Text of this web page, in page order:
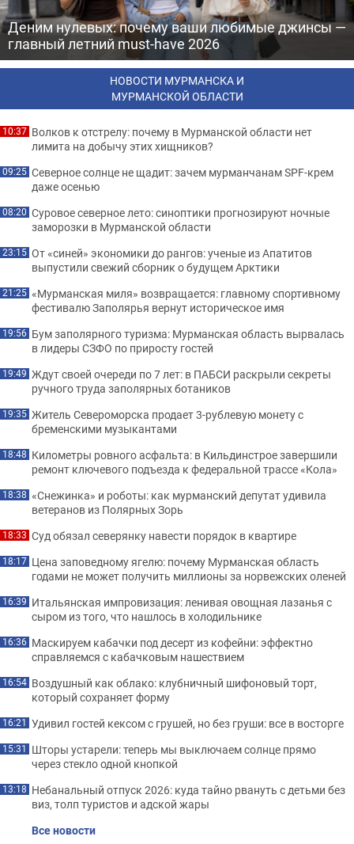
Деним нулевых: почему ваши любимые джинсы —
главный летний must-have 2026
НОВОСТИ МУРМАНСКА И
МУРМАНСКОЙ ОБЛАСТИ
10:37 Волков к отстрелу: почему в Мурманской области нет
лимита на добычу этих хищников?
09:25 Северное солнце не щадит: зачем мурманчанам SPF-крем
даже осенью
08:20 Суровое северное лето: синоптики прогнозируют ночные
заморозки в Мурманской области
23:15 От «синей» экономики до рангов: ученые из Апатитов
выпустили свежий сборник о будущем Арктики
21:25 «Мурманская миля» возвращается: главному спортивному
фестивалю Заполярья вернут историческое имя
19:56 Бум заполярного туризма: Мурманская область вырвалась
в лидеры СЗФО по приросту гостей
19:49 Ждут своей очереди по 7 лет: в ПАБСИ раскрыли секреты
ручного труда заполярных ботаников
19:35 Житель Североморска продает 3-рублевую монету с
бременскими музыкантами
18:48 Километры ровного асфальта: в Кильдинстрое завершили
ремонт ключевого подъезда к федеральной трассе «Кола»
18:38 «Снежинка» и роботы: как мурманский депутат удивила
ветеранов из Полярных Зорь
18:33 Суд обязал северянку навести порядок в квартире
18:17 Цена заповедному ягелю: почему Мурманская область
годами не может получить миллионы за норвежских оленей
16:39 Итальянская импровизация: ленивая овощная лазанья с
сыром из того, что нашлось в холодильнике
16:36 Маскируем кабачки под десерт из кофейни: эффектно
справляемся с кабачковым нашествием
16:54 Воздушный как облако: клубничный шифоновый торт,
который сохраняет форму
16:21 Удивил гостей кексом с грушей, но без груши: все в восторге
15:31 Шторы устарели: теперь мы выключаем солнце прямо
через стекло одной кнопкой
13:18 Небанальный отпуск 2026: куда тайно рвануть с детьми без
виз, толп туристов и адской жары
Все новости